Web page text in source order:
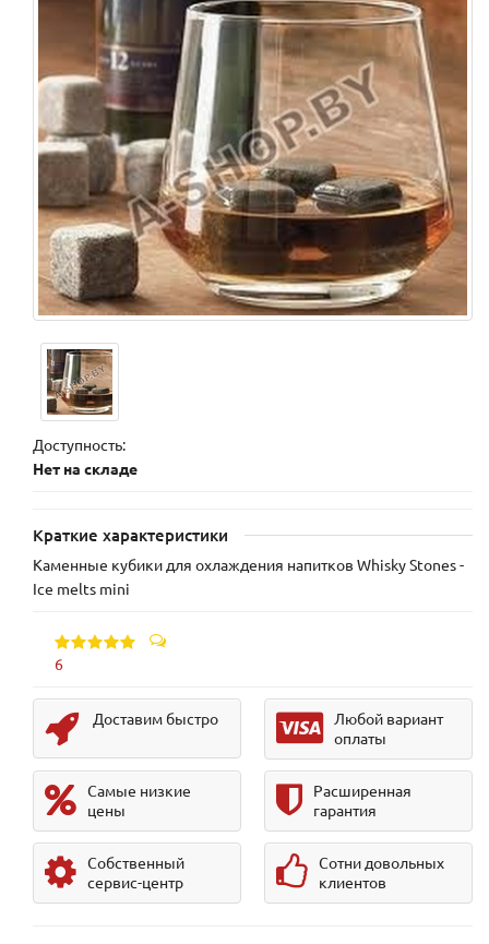
Доступность:
Нет на складе
Краткие характеристики
Каменные кубики для охлаждения напитков Whisky Stones -
Ice melts mini
6
Доставим быстро
Любой вариант
оплаты
Самые низкие
цены
Расширенная
гарантия
Собственный
сервис-центр
Сотни довольных
клиентов